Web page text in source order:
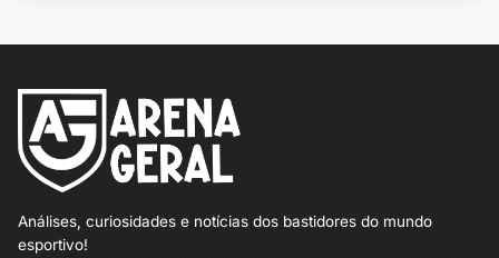
Análises, curiosidades e notícias dos bastidores do mundo
esportivo!